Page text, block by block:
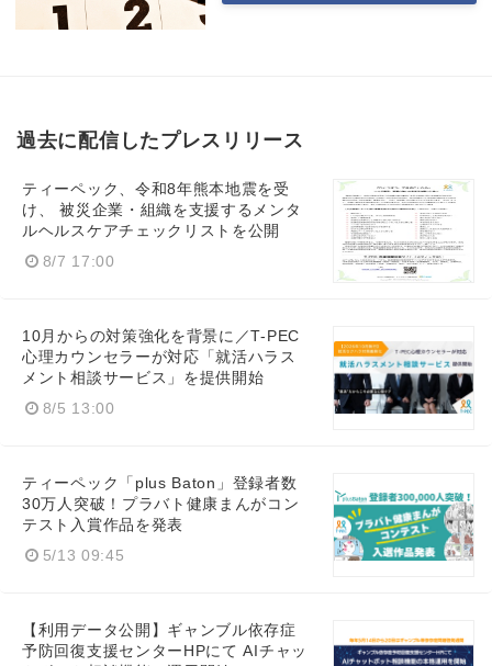
過去に配信したプレスリリース
ティーペック、令和8年熊本地震を受
け、 被災企業・組織を支援するメンタ
ルヘルスケアチェックリストを公開
8/7 17:00
10月からの対策強化を背景に／T-PEC
心理カウンセラーが対応「就活ハラス
メント相談サービス」を提供開始
8/5 13:00
ティーペック「plus Baton」登録者数
30万人突破！プラバト健康まんがコン
テスト入賞作品を発表
5/13 09:45
【利用データ公開】ギャンブル依存症
予防回復支援センターHPにて AIチャッ